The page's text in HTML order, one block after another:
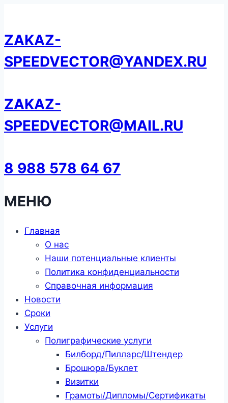
содержанию
ZAKAZ-
SPEEDVECTOR@YANDEX.RU
ZAKAZ-
SPEEDVECTOR@MAIL.RU
8 988 578 64 67
МЕНЮ
Главная
О нас
Наши потенциальные клиенты
Политика конфиденциальности
Справочная информация
Новости
Сроки
Услуги
Полиграфические услуги
Билборд/Пилларс/Штендер
Брошюра/Буклет
Визитки
Грамоты/Дипломы/Сертификаты